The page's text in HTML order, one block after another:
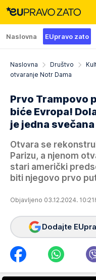
Naslovna EUpravo zato
Naslovna Društvo
otvaranje Notr Dama
Prvo Trampovo
biće Evropa!
je jedna
Otvara se
Parizu, a njenom
stari američki
biti njegovo prvo
Objavljeno 03.12.2024.
Dodajte